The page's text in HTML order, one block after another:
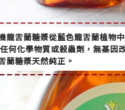
龍舌蘭糖漿從藍色龍舌蘭植物
何化學物質或殺蟲劑，無基因
蘭糖漿天然純正。